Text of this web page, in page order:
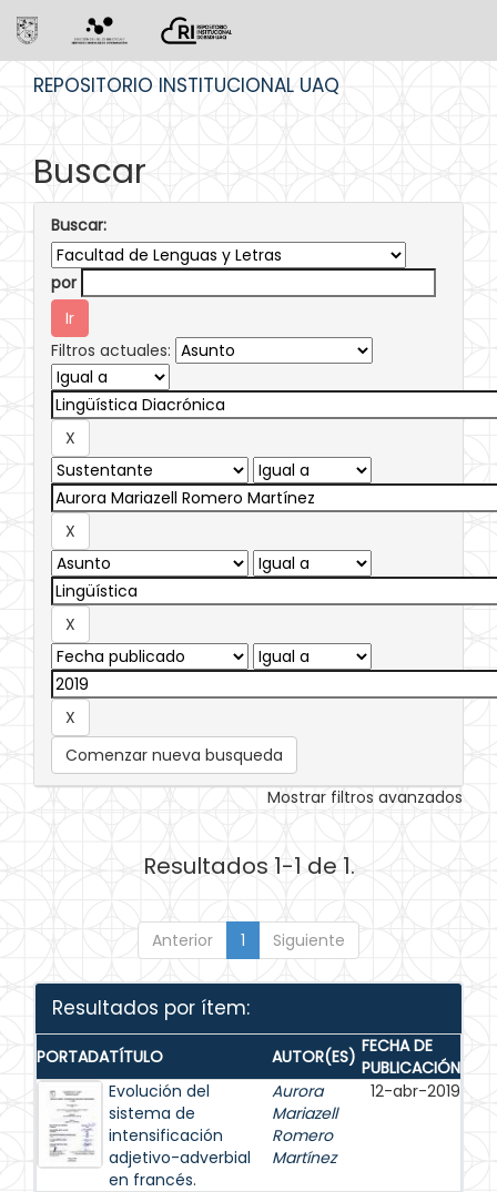
REPOSITORIO INSTITUCIONAL UAQ
Buscar
Buscar:
por
Filtros actuales:
Comenzar nueva busqueda
Mostrar filtros avanzados
Resultados 1-1 de 1.
Anterior 1 Siguiente
Resultados por ítem:
PORTADATÍTULO AUTOR(ES) FECHA DE
PUBLICACIÓN
Evolución del
sistema de
intensificación
adjetivo-adverbial
en francés.
Aurora
Mariazell
Romero
Martínez
12-abr-2019